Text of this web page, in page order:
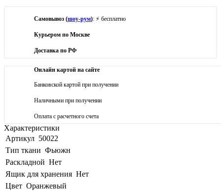
Самовывоз (шоу-рум): ⚡ бесплатно
Курьером по Москве
Доставка по РФ
Онлайн картой на сайте
Банковской картой при получении
Наличными при получении
Оплата с расчетного счета
Характеристики
Артикул 50022
Тип ткани Фьюжн
Раскладной Нет
Ящик для хранения Нет
Цвет Оранжевый